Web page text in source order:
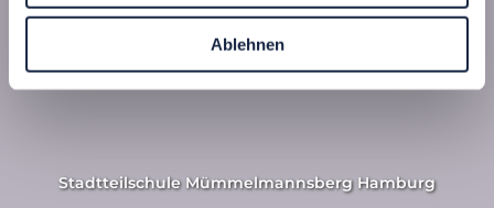
Ablehnen
Stadtteilschule Mümmelmannsberg Hamburg